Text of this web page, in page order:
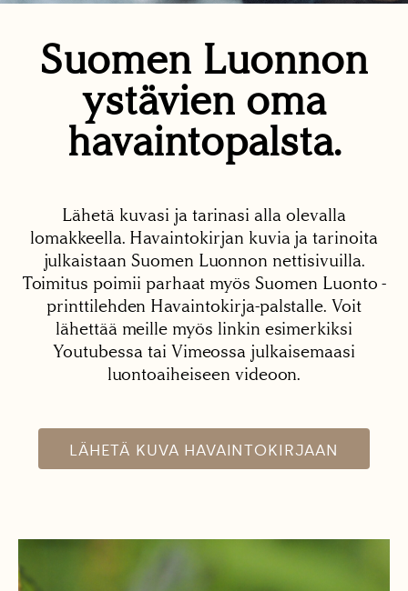
Suomen Luonnon
ystävien oma
havaintopalsta.
Lähetä kuvasi ja tarinasi alla olevalla
lomakkeella. Havaintokirjan kuvia ja tarinoita
julkaistaan Suomen Luonnon nettisivuilla.
Toimitus poimii parhaat myös Suomen Luonto -
printtilehden Havaintokirja-palstalle. Voit
lähettää meille myös linkin esimerkiksi
Youtubessa tai Vimeossa julkaisemaasi
luontoaiheiseen videoon.
LÄHETÄ KUVA HAVAINTOKIRJAAN